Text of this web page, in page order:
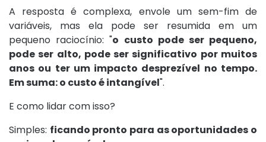
A resposta é complexa, envole um sem-fim de
variáveis, mas ela pode ser resumida em um
pequeno raciocínio: "o custo pode ser pequeno,
pode ser alto, pode ser significativo por muitos
anos ou ter um impacto desprezível no tempo.
Em suma: o custo é intangível".
E como lidar com isso?
Simples: ficando pronto para as oportunidades o